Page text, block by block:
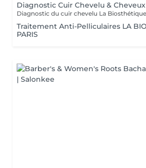
Diagnostic Cuir Chevelu & Cheveux
Traitement Anti-Pelliculaires LA
PARIS